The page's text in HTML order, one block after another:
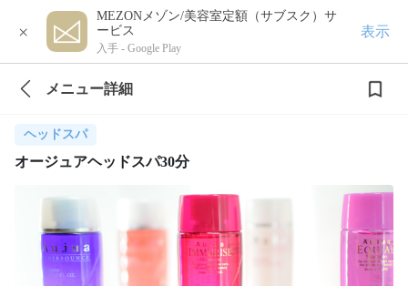
×
MEZONメゾン/美容室定額（サブスク）サ
ービス
入手 - Google Play
表示
メニュー詳細
ヘッドスパ
オージュアヘッドスパ30分